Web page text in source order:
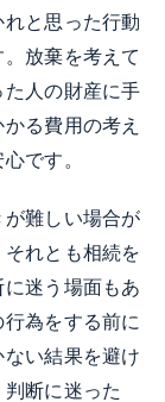
と思った行動
放棄を考えて
人の財産に手
る費用の考え
です。
難しい場合が
れとも相続を
迷う場面もあ
為をする前に
い結果を避け
断に迷った